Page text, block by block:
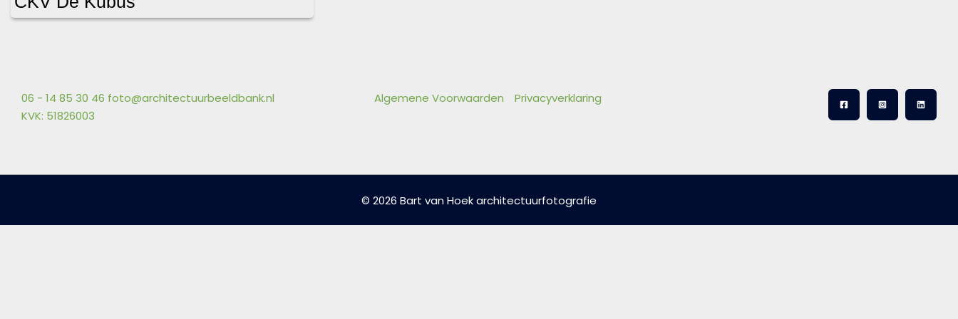
06 - 14 85 30 46 foto@architectuurbeeldbank.nl
KVK: 51826003
Algemene Voorwaarden Privacyverklaring
© 2026 Bart van Hoek architectuurfotografie